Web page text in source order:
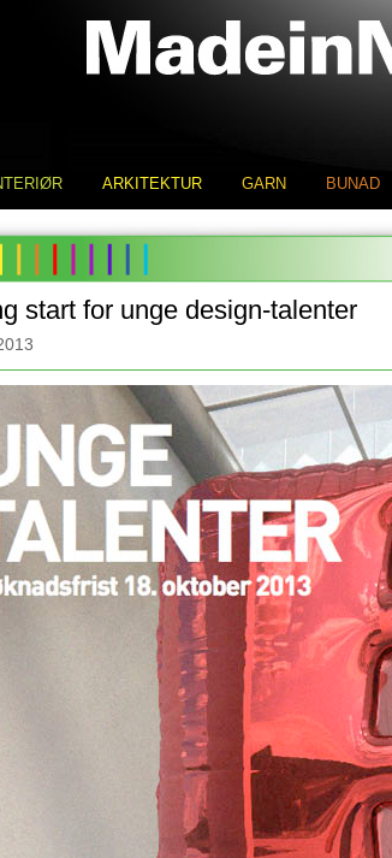
ARKITEKTUR GARN BUNAD
start for unge design-talenter